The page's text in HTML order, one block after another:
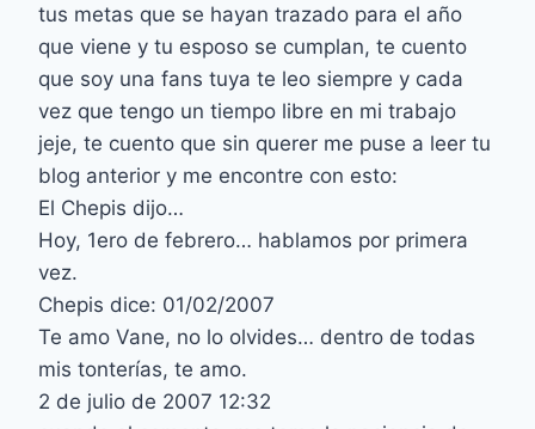
tus metas que se hayan trazado para el año
que viene y tu esposo se cumplan, te cuento
que soy una fans tuya te leo siempre y cada
vez que tengo un tiempo libre en mi trabajo
jeje, te cuento que sin querer me puse a leer tu
blog anterior y me encontre con esto:
El Chepis dijo…
Hoy, 1ero de febrero… hablamos por primera
vez.
Chepis dice: 01/02/2007
Te amo Vane, no lo olvides… dentro de todas
mis tonterías, te amo.
2 de julio de 2007 12:32